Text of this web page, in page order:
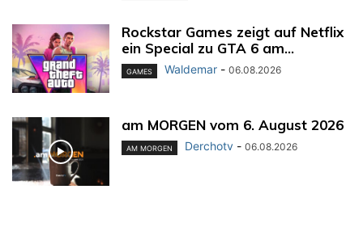
Rockstar Games zeigt auf Netflix
ein Special zu GTA 6 am...
GAMES Waldemar - 06.08.2026
am MORGEN vom 6. August 2026
AM MORGEN Derchotv - 06.08.2026